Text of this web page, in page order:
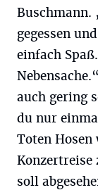
Buschmann.
gegessen
einfach
auch gering
du nur
Toten
soll